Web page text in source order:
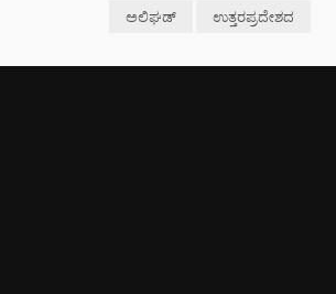
ಅಲಿಘಡ್ ಉತ್ತರಪ್ರದೇಶದ